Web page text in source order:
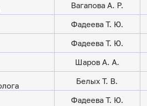
Вагапова А. Р.
Фадеева Т. Ю.
Фадеева Т. Ю.
Шаров А. А.
Белых Т. В.
Фадеева Т. Ю.